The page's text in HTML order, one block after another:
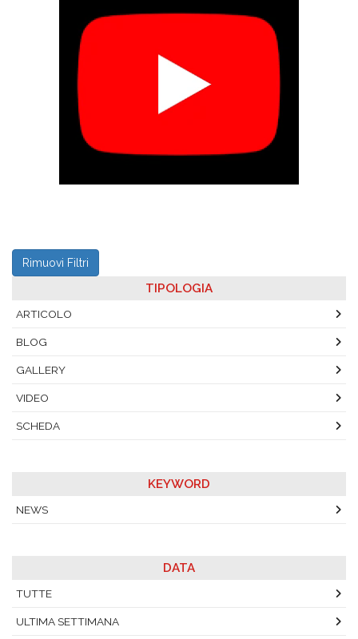
Rimuovi Filtri
TIPOLOGIA
ARTICOLO
BLOG
GALLERY
VIDEO
SCHEDA
KEYWORD
NEWS
DATA
TUTTE
ULTIMA SETTIMANA